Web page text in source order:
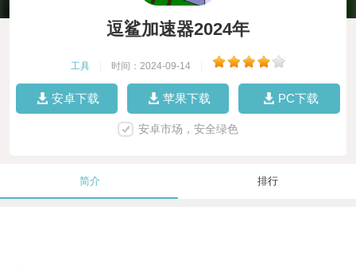
逗鲨加速器2024年
工具 时间：2024-09-14
安卓下载 苹果下载 PC下载
安卓市场，安全绿色
简介 排行